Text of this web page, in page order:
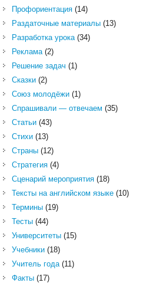
Профориентация(14)
Раздаточные материалы(13)
Разработка урока(34)
Реклама(2)
Решение задач (1)
Сказки(2)
Союз молодёжи(1)
Спрашивали — отвечаем (35)
Статьи(43)
Стихи(13)
Страны(12)
Стратегия(4)
Сценарий мероприятия(18)
Тексты на английском языке(10)
Термины(19)
Тесты(44)
Университеты(15)
Учебники(18)
Учитель года(11)
Факты(17)